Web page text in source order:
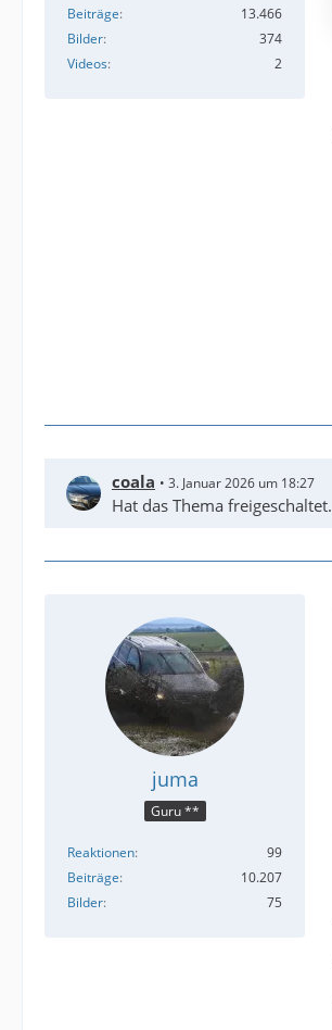
Beiträge
13.466
Bilder
374
Videos
2
coala 3. Januar 2026 um 18:27
Hat das Thema freigeschaltet.
juma
Guru **
Reaktionen
99
Beiträge
10.207
Bilder
75